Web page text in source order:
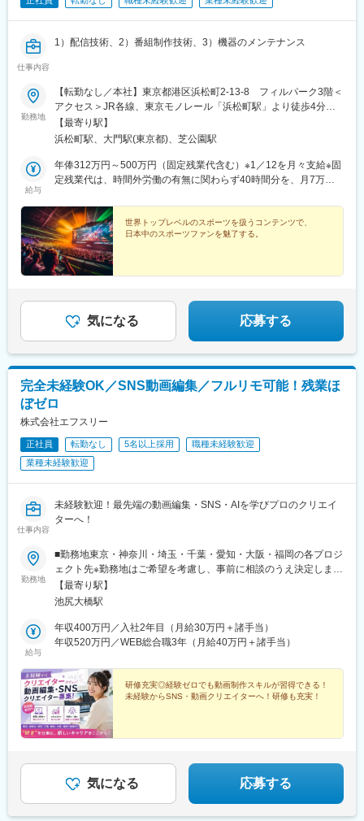
仕事内容
1）配信技術、2）番組制作技術、3）機器のメンテナンス
勤務地
【転勤なし／本社】東京都港区浜松町2-13-8 フィルパーク3階＜
アクセス＞JR各線、東京モノレール「浜松町駅」より徒歩4分都
営大江戸線「大門駅」より徒歩7分※受動喫煙対策：社内禁煙
【最寄り駅】
浜松町駅、大門駅(東京都)、芝公園駅
給与
年俸312万円～500万円（固定残業代含む）※1／12を月々支給※固
定残業代は、時間外労働の有無に関わらず40時間分を、月7万
年俸400万円の場合、月額25万3716円※固定残業代は、時間外労
働の有無に関わらず40時間分を、月7万9618円支給※上記を超える
時間外労働分は追加で支給
世界トップレベルのスポーツを扱うコンテンツで、
日本中のスポーツファンを魅了する。
気になる 応募する
完全未経験OK／SNS動画編集／フルリモ可能！残業ほ
ぼゼロ
株式会社エフスリー
正社員 転勤なし 5名以上採用
職種未経験歓迎
業種未経験歓迎
仕事内容
未経験歓迎！最先端の動画編集・SNS・AIを学びプロのクリエイ
ターへ！
勤務地
■勤務地東京・神奈川・埼玉・千葉・愛知・大阪・福岡の各プロジ
ェクト先※勤務地はご希望を考慮し、事前に相談のうえ決定しま
す。※ご自宅から通勤しやすいエリアへ配属します。※転居を伴う
転勤はありません。■本社東京都目黒区大橋2-24-1-803（東急田園
【最寄り駅】
池尻大橋駅
給与
年収400万円／入社2年目（月給30万円＋諸手当）
年収520万円／WEB総合職3年（月給40万円＋諸手当）
研修充実◎経験ゼロでも動画制作スキルが習得できる！
未経験からSNS・動画クリエイターへ！研修も充実！
気になる 応募する